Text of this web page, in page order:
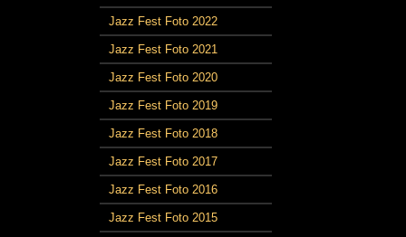
Jazz Fest Foto 2022
Jazz Fest Foto 2021
Jazz Fest Foto 2020
Jazz Fest Foto 2019
Jazz Fest Foto 2018
Jazz Fest Foto 2017
Jazz Fest Foto 2016
Jazz Fest Foto 2015